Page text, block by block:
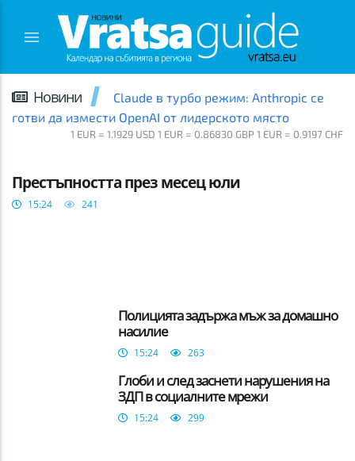
Новини
Claude в турбо режим: Anthropic се
готви да измести OpenAI от лидерското място
1 EUR = 1.1929 USD 1 EUR = 0.86830 GBP 1 EUR = 0.9197 CHF
Престъпността през месец юли
15:24 241
Полицията задържа мъж за домашно
насилие
15:24 263
Глоби и след заснети нарушения на
ЗДП в социалните мрежи
15:24 299